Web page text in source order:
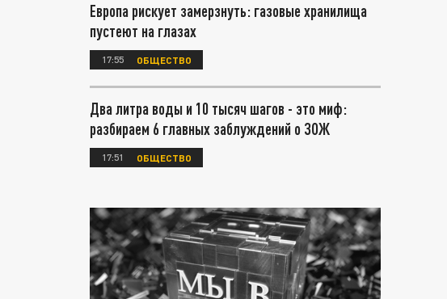
Европа рискует замерзнуть: газовые хранилища
пустеют на глазах
17:55 ОБЩЕСТВО
Два литра воды и 10 тысяч шагов - это миф:
разбираем 6 главных заблуждений о ЗОЖ
17:51 ОБЩЕСТВО